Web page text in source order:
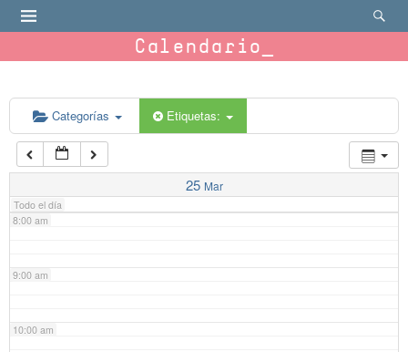
Calendario
Categorías Etiquetas:
25 Mar
Todo el día
6:00 am
7:00 am
8:00 am
9:00 am
10:00 am